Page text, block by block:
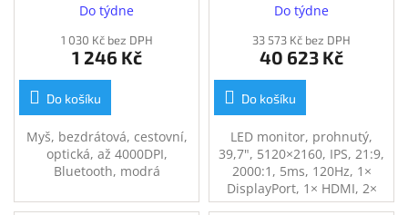
Do týdne
1 030 Kč bez DPH
1 246 Kč
Do košíku
Myš, bezdrátová, cestovní,
optická, až 4000DPI,
Bluetooth, modrá
Do týdne
33 573 Kč bez DPH
40 623 Kč
Do košíku
LED monitor, prohnutý,
39,7", 5120×2160, IPS, 21:9,
2000:1, 5ms, 120Hz, 1×
DisplayPort, 1× HDMI, 2×
USB-C, 2× Thunderbolt 4, 5×